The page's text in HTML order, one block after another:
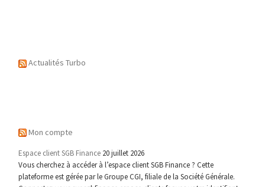
Actualités Turbo
Mon compte
Espace client SGB Finance 20 juillet 2026
Vous cherchez à accéder à l’espace client SGB Finance ? Cette
plateforme est gérée par le Groupe CGI, filiale de la Société Générale.